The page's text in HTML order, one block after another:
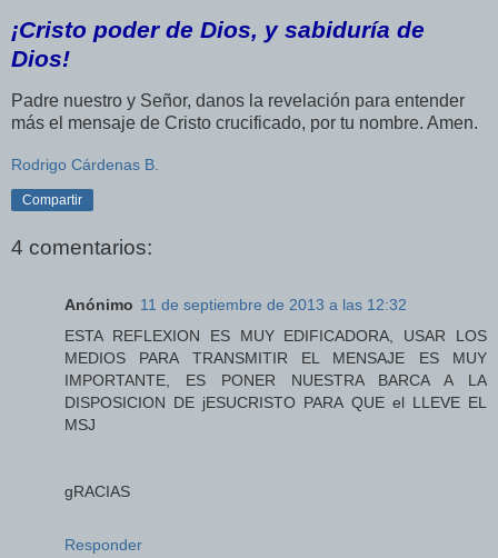
¡Cristo poder de Dios, y sabiduría de
Dios!
Padre nuestro y Señor, danos la revelación para entender
más el mensaje de Cristo crucificado, por tu nombre. Amen.
Rodrigo Cárdenas B.
Compartir
4 comentarios:
Anónimo 11 de septiembre de 2013 a las 12:32
ESTA REFLEXION ES MUY EDIFICADORA, USAR LOS
MEDIOS PARA TRANSMITIR EL MENSAJE ES MUY
IMPORTANTE, ES PONER NUESTRA BARCA A LA
DISPOSICION DE jESUCRISTO PARA QUE el LLEVE EL
MSJ
gRACIAS
Responder